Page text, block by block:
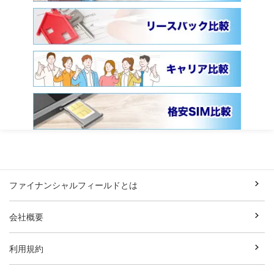
ファイナンシャルフィールドとは
会社概要
利用規約